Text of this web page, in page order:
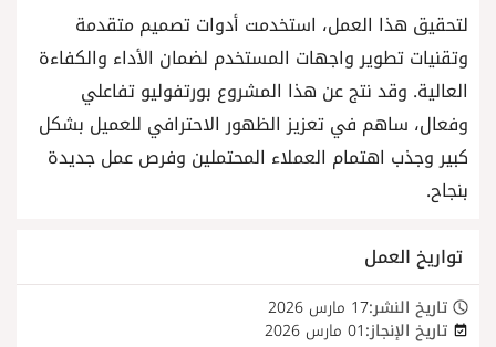
لتحقيق هذا العمل، استخدمت أدوات تصميم متقدمة
وتقنيات تطوير واجهات المستخدم لضمان الأداء والكفاءة
العالية. وقد نتج عن هذا المشروع بورتفوليو تفاعلي
وفعال، ساهم في تعزيز الظهور الاحترافي للعميل بشكل
كبير وجذب اهتمام العملاء المحتملين وفرص عمل جديدة
بنجاح.
تواريخ العمل
تاريخ النشر:17 مارس 2026
تاريخ الإنجاز:01 مارس 2026